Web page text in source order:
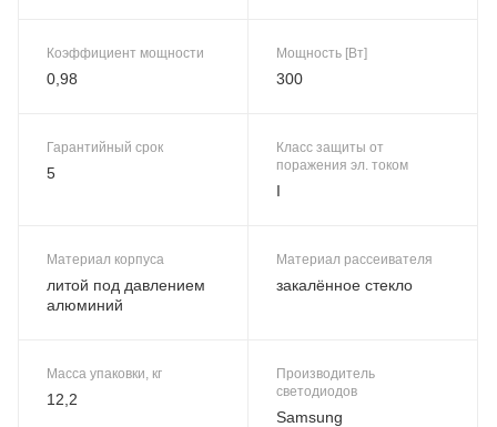
Коэффициент мощности
0,98
Мощность [Вт]
300
Гарантийный срок
5
Класс защиты от
поражения эл. током
I
Материал корпуса
литой под давлением
алюминий
Материал рассеивателя
закалённое стекло
Масса упаковки, кг
12,2
Производитель
светодиодов
Samsung